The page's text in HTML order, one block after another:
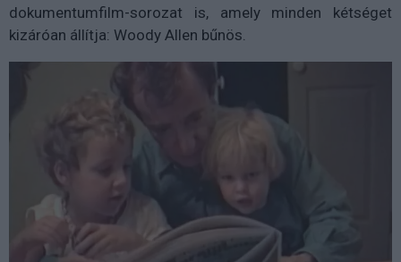
dokumentumfilm-sorozat is, amely minden kétséget
kizáróan állítja: Woody Allen bűnös.